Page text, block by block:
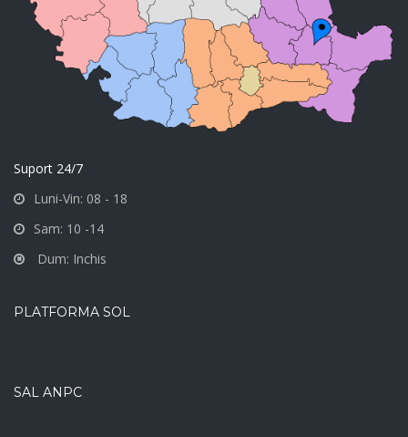
Suport 24/7
Luni-Vin: 08 - 18
Sam: 10 -14
Dum: Inchis
PLATFORMA SOL
SAL ANPC